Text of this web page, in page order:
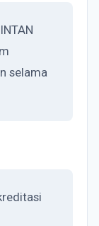
selama